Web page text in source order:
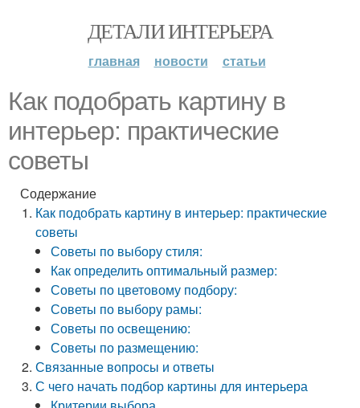
ДЕТАЛИ ИНТЕРЬЕРА
главная новости статьи
Как подобрать картину в
интерьер: практические
советы
Содержание
Как подобрать картину в интерьер: практические
советы
Советы по выбору стиля:
Как определить оптимальный размер:
Советы по цветовому подбору:
Советы по выбору рамы:
Советы по освещению:
Советы по размещению:
Связанные вопросы и ответы
С чего начать подбор картины для интерьера